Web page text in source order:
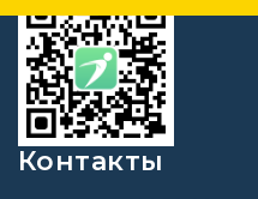
Контакты